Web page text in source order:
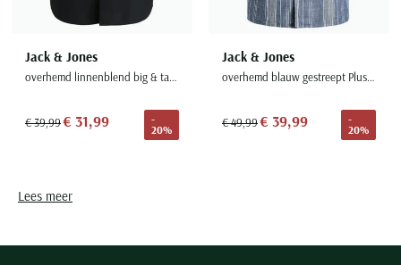
Jack & Jones
overhemd linnenblend big & tall zwart
€ 39,99€ 31,99
-
20%
Jack & Jones
overhemd blauw gestreept Plus Size
€ 49,99€ 39,99
-
20%
Lees meer